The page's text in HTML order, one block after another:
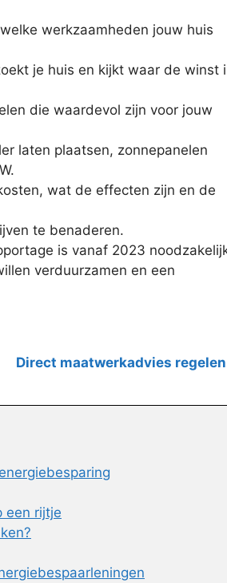
werkzaamheden jouw huis
je huis en kijkt waar de winst
die waardevol zijn voor jouw
laten plaatsen, zonnepanelen
wat de effecten zijn en de
te benaderen.
is vanaf 2023
verduurzamen en een
Direct maatwerkadvies regelen
een rijtje